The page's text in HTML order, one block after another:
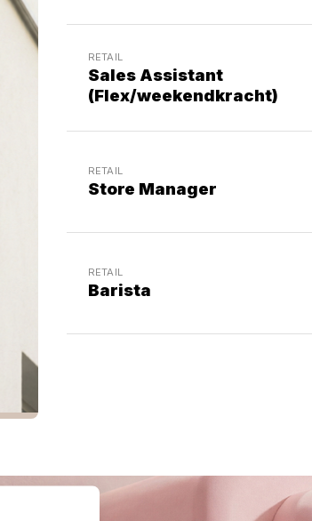
RETAIL
Sales Assistant
(Flex/weekendkracht)
RETAIL
Store Manager
RETAIL
Barista